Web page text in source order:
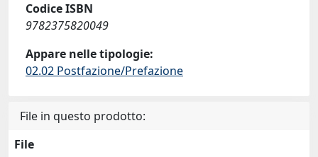
Codice ISBN
9782375820049
Appare nelle tipologie:
02.02 Postfazione/Prefazione
File in questo prodotto:
File